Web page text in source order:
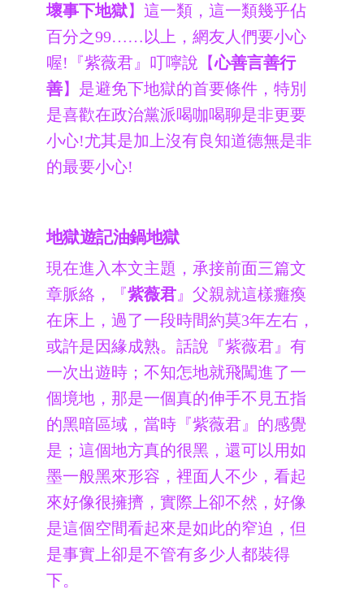
壞事下地獄】這一類，這一類幾乎佔
百分之99……以上，網友人們要小心
喔!『紫薇君』叮嚀說【心善言善行
善】是避免下地獄的首要條件，特別
是喜歡在政治黨派喝咖喝聊是非更要
小心!尤其是加上沒有良知道德無是非
的最要小心!
地獄遊記油鍋地獄
現在進入本文主題，承接前面三篇文
章脈絡，『紫薇君』父親就這樣癱瘓
在床上，過了一段時間約莫3年左右，
或許是因緣成熟。話說『紫薇君』有
一次出遊時；不知怎地就飛闖進了一
個境地，那是一個真的伸手不見五指
的黑暗區域，當時『紫薇君』的感覺
是；這個地方真的很黑，還可以用如
墨一般黑來形容，裡面人不少，看起
來好像很擁擠，實際上卻不然，好像
是這個空間看起來是如此的窄迫，但
是事實上卻是不管有多少人都裝得
下。